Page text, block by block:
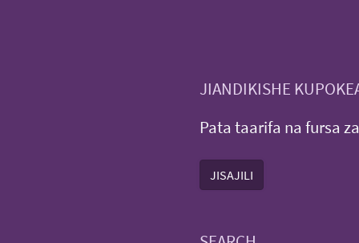
JIANDIKISHE
Pata taarifa na fursa
JISAJILI